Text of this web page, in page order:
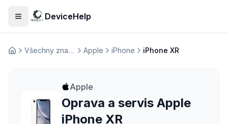
Otevřít menuDeviceHelp
Домашня Všechny značky Apple iPhone iPhone XR
Apple
Oprava a servis Apple
iPhone XR